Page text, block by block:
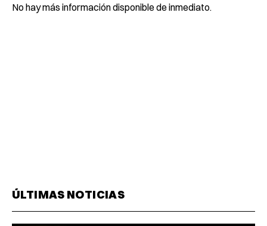
No hay más información disponible de inmediato.
ÚLTIMAS NOTICIAS